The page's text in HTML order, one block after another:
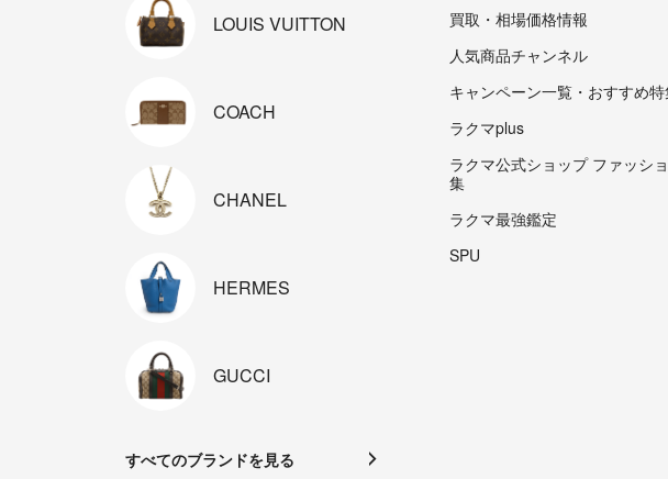
LOUIS VUITTON
COACH
CHANEL
HERMES
GUCCI
すべてのブランドを見る
買取・相場価格情報
人気商品チャンネル
キャンペーン一覧・おすすめ
ラクマplus
ラクマ公式ショップ ファッシ
集
ラクマ最強鑑定
SPU